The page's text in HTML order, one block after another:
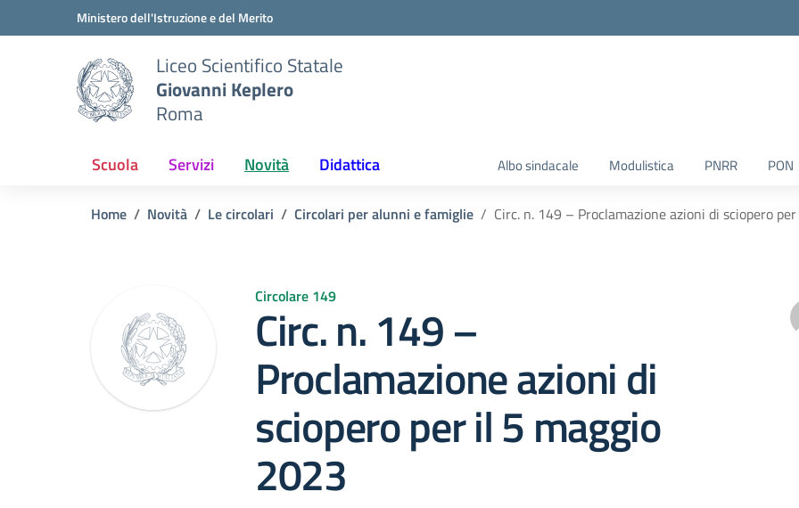
Vai ai contenuti
Vai al menu di navigazioneMinistero dell'Istruzione e del Merito
Liceo Scientifico Statale
Giovanni Keplero
Roma
Scuola Servizi Novità Didattica Albo sindacale Modulistica PNRR PON
Home Novità Le circolari Circolari per alunni e famiglie Circ. n. 149 – Proclamazione azioni di sciopero
Circolare 149
Circ. n. 149 –
Proclamazione azioni di
sciopero per il 5 maggio
2023